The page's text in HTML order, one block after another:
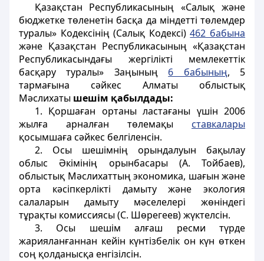
Қазақстан Республикасының «Салық және
бюджетке төленетін басқа да міндетті төлемдер
туралы» Кодексінің (Салық Кодексі)462 бабына
және Қазақстан Республикасының «Қазақстан
Республикасындағы жергілікті мемлекеттік
басқару туралы» Заңының 6 бабының, 5
тармағына сәйкес Алматы облыстық
Мәслихаты шешім қабылдады:
1. Қоршаған ортаны ластағаны үшін 2006
жылға арналған төлемақы ставкалары
қосымшаға сәйкес белгіленсін.
2. Осы шешімнің орындалуын бақылау
облыс Әкімінің орынбасары (А. Тойбаев),
облыстық Мәслихаттың экономика, шағын және
орта кәсіпкерлікті дамыту және экология
салаларын дамыту мәселелері жөніндегі
тұрақты комиссиясы (С. Шөрегеев) жүктелсін.
3. Осы шешім алғаш ресми түрде
жарияланғаннан кейін күнтізбелік он күн өткен
соң қолданысқа енгізілсін.